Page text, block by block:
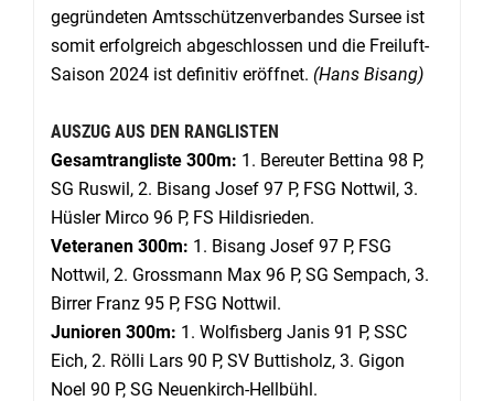
gegründeten Amtsschützenverbandes Sursee ist
somit erfolgreich abgeschlossen und die Freiluft-
Saison 2024 ist definitiv eröffnet. (Hans Bisang)
AUSZUG AUS DEN RANGLISTEN
Gesamtrangliste 300m: 1. Bereuter Bettina 98 P,
SG Ruswil, 2. Bisang Josef 97 P, FSG Nottwil, 3.
Hüsler Mirco 96 P, FS Hildisrieden.
Veteranen 300m: 1. Bisang Josef 97 P, FSG
Nottwil, 2. Grossmann Max 96 P, SG Sempach, 3.
Birrer Franz 95 P, FSG Nottwil.
Junioren 300m: 1. Wolfisberg Janis 91 P, SSC
Eich, 2. Rölli Lars 90 P, SV Buttisholz, 3. Gigon
Noel 90 P, SG Neuenkirch-Hellbühl.